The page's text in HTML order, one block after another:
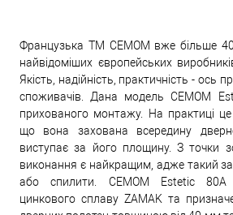
Французька ТМ CEMOM вже більше
найвідоміших європейських
Якість, надійність, практичність - ось
споживачів. Дана модель CEMOM
прихованого монтажу. На практиці
що вона захована всередину
виступає за його площину. З точки
виконання є найкращим, адже такий
або спилити. CEMOM Estetic 80A
цинкового сплаву ZAMAK та